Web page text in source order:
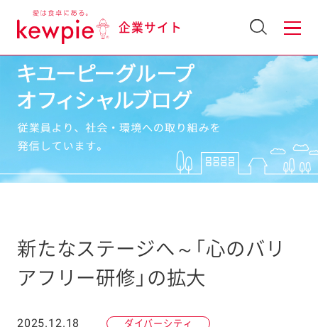
企業サイト
新たなステージへ～「心のバリ
アフリー研修」の拡大
2025.12.18 ダイバーシティ